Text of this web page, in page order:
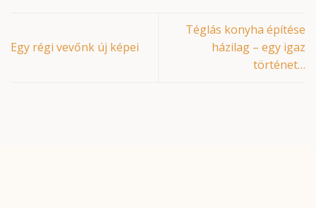
Egy régi vevőnk új képei
Téglás konyha építése
házilag – egy igaz
történet…